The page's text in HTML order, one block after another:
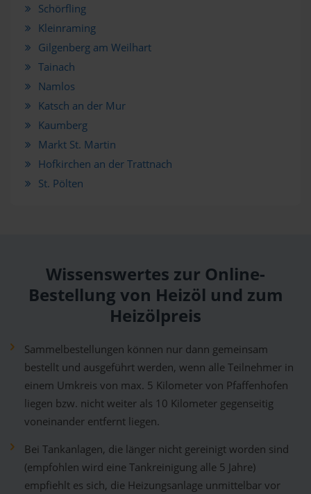
Schörfling
Kleinraming
Gilgenberg am Weilhart
Tainach
Namlos
Katsch an der Mur
Kaumberg
Markt St. Martin
Hofkirchen an der Trattnach
St. Pölten
Wissenswertes zur Online-
Bestellung von Heizöl und zum
Heizölpreis
Sammelbestellungen können nur dann gemeinsam
bestellt und ausgeführt werden, wenn alle Teilnehmer in
einem Umkreis von max. 5 Kilometer von Pfaffenhofen
liegen bzw. nicht weiter als 10 Kilometer gegenseitig
voneinander entfernt liegen.
Bei Tankanlagen, die länger nicht gereinigt worden sind
(empfohlen wird eine Tankreinigung alle 5 Jahre)
empfiehlt es sich, die Heizungsanlage unmittelbar vor